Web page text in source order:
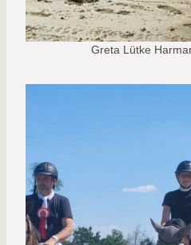
Greta Lütke